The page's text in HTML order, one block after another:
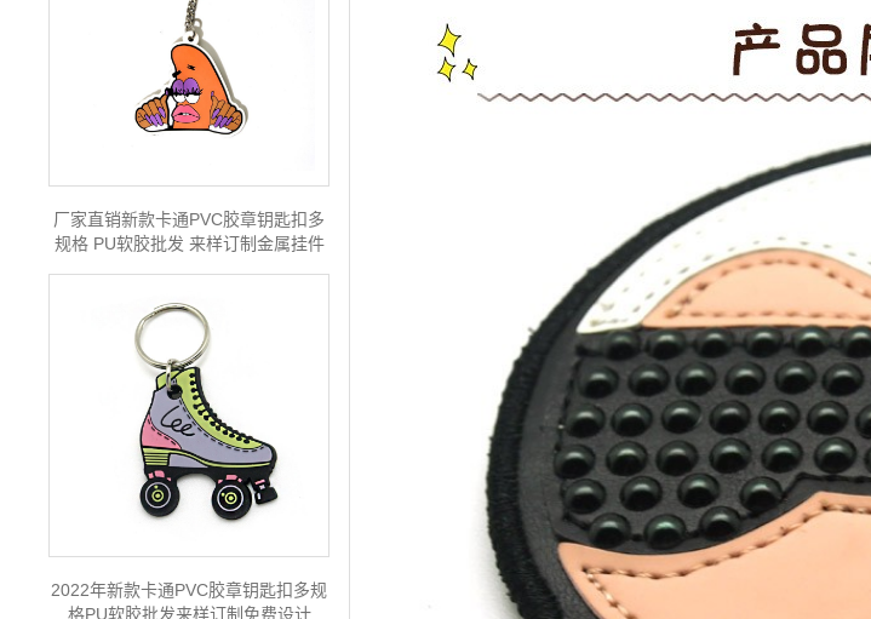
厂家直销新款卡通PVC胶章钥匙扣多
规格 PU软胶批发 来样订制金属挂件
2022年新款卡通PVC胶章钥匙扣多规
格PU软胶批发来样订制免费设计